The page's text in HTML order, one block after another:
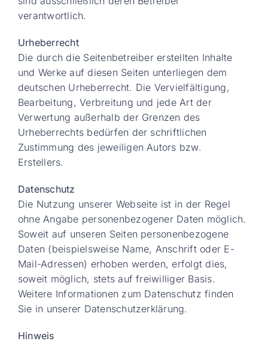
verantwortlich.
Urheberrecht
Die durch die Seitenbetreiber erstellten Inhalte
und Werke auf diesen Seiten unterliegen dem
deutschen Urheberrecht. Die Vervielfältigung,
Bearbeitung, Verbreitung und jede Art der
Verwertung außerhalb der Grenzen des
Urheberrechts bedürfen der schriftlichen
Zustimmung des jeweiligen Autors bzw.
Erstellers.
Datenschutz
Die Nutzung unserer Webseite ist in der Regel
ohne Angabe personenbezogener Daten möglich.
Soweit auf unseren Seiten personenbezogene
Daten (beispielsweise Name, Anschrift oder E-
Mail-Adressen) erhoben werden, erfolgt dies,
soweit möglich, stets auf freiwilliger Basis.
Weitere Informationen zum Datenschutz finden
Sie in unserer Datenschutzerklärung.
Hinweis